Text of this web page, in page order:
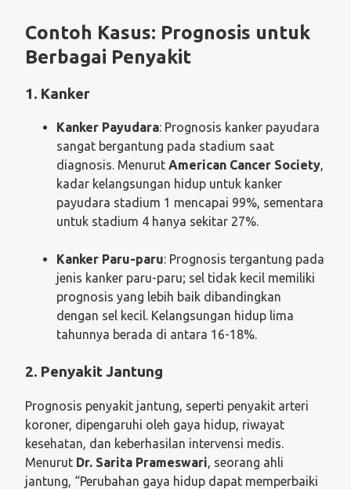
Contoh Kasus: Prognosis untuk
Berbagai Penyakit
1. Kanker
Kanker Payudara: Prognosis kanker payudara
sangat bergantung pada stadium saat
diagnosis. Menurut American Cancer Society,
kadar kelangsungan hidup untuk kanker
payudara stadium 1 mencapai 99%, sementara
untuk stadium 4 hanya sekitar 27%.
Kanker Paru-paru: Prognosis tergantung pada
jenis kanker paru-paru; sel tidak kecil memiliki
prognosis yang lebih baik dibandingkan
dengan sel kecil. Kelangsungan hidup lima
tahunnya berada di antara 16-18%.
2. Penyakit Jantung
Prognosis penyakit jantung, seperti penyakit arteri
koroner, dipengaruhi oleh gaya hidup, riwayat
kesehatan, dan keberhasilan intervensi medis.
Menurut Dr. Sarita Prameswari, seorang ahli
jantung, “Perubahan gaya hidup dapat memperbaiki